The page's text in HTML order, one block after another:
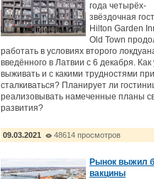
года четырёх-
звёздочная
Hilton Garden
Old Town
работать в условиях второго
введённого в Латвии с 6 декабря. Как
выживать и с какими трудностями
сталкиваться? Планирует ли
реализовывать намеченные планы
развития?
09.03.2021 48614 просмотров
Рынок выжил
вакцины